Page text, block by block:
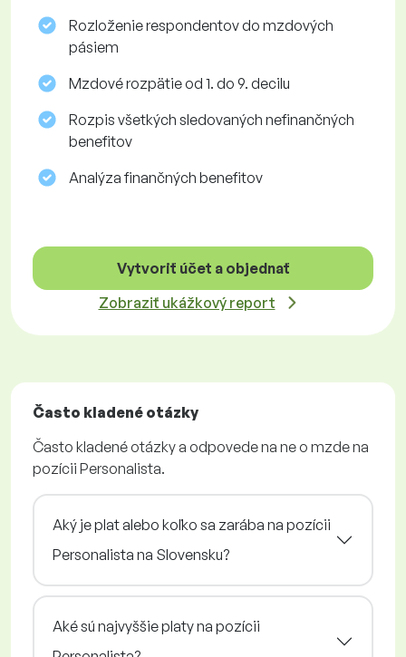
Rozloženie respondentov do mzdových
pásiem
Mzdové rozpätie od 1. do 9. decilu
Rozpis všetkých sledovaných nefinančných
benefitov
Analýza finančných benefitov
Vytvoriť účet a objednať
Zobraziť ukážkový report
Často kladené otázky
Často kladené otázky a odpovede na ne o mzde na
pozícii Personalista.
Aký je plat alebo koľko sa zarába na pozícii
Personalista na Slovensku?
Aké sú najvyššie platy na pozícii